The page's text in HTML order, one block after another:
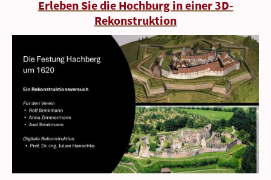
Erleben Sie die Hochburg in einer 3D-
Rekonstruktion